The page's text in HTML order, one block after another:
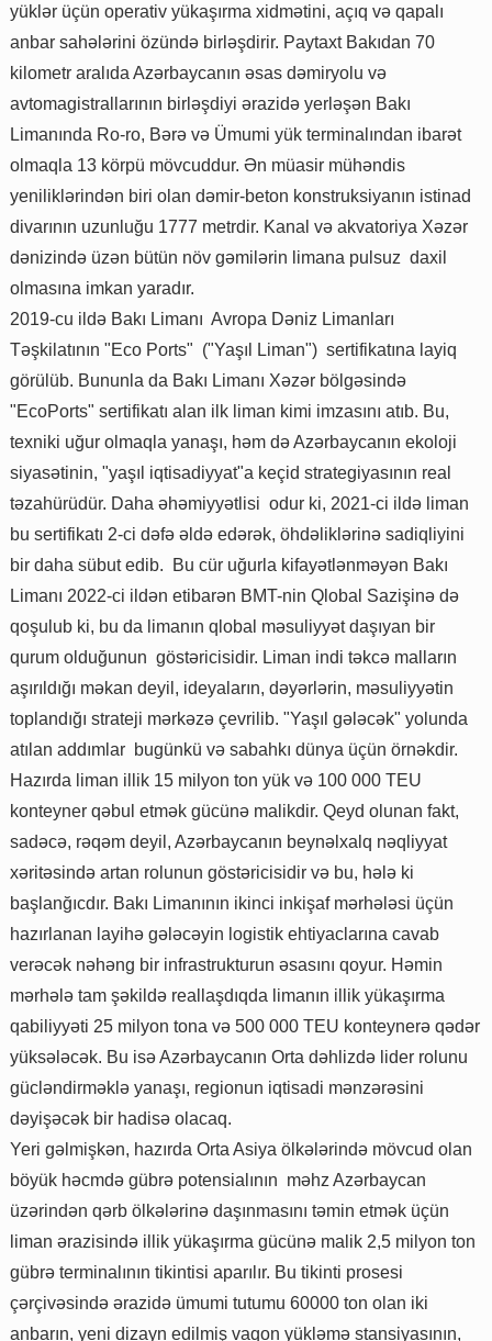
yüklər üçün operativ yükaşırma xidmətini, açıq və qapalı
anbar sahələrini özündə birləşdirir. Paytaxt Bakıdan 70
kilometr aralıda Azərbaycanın əsas dəmiryolu və
avtomagistrallarının birləşdiyi ərazidə yerləşən Bakı
Limanında Ro-ro, Bərə və Ümumi yük terminalından ibarət
olmaqla 13 körpü mövcuddur. Ən müasir mühəndis
yeniliklərindən biri olan dəmir-beton konstruksiyanın istinad
divarının uzunluğu 1777 metrdir. Kanal və akvatoriya Xəzər
dənizində üzən bütün növ gəmilərin limana pulsuz daxil
olmasına imkan yaradır.
2019-cu ildə Bakı Limanı Avropa Dəniz Limanları
Təşkilatının "Eco Ports" ("Yaşıl Liman") sertifikatına layiq
görülüb. Bununla da Bakı Limanı Xəzər bölgəsində
"EcoPorts" sertifikatı alan ilk liman kimi imzasını atıb. Bu,
texniki uğur olmaqla yanaşı, həm də Azərbaycanın ekoloji
siyasətinin, "yaşıl iqtisadiyyat"a keçid strategiyasının real
təzahürüdür. Daha əhəmiyyətlisi odur ki, 2021-ci ildə liman
bu sertifikatı 2-ci dəfə əldə edərək, öhdəliklərinə sadiqliyini
bir daha sübut edib. Bu cür uğurla kifayətlənməyən Bakı
Limanı 2022-ci ildən etibarən BMT-nin Qlobal Sazişinə də
qoşulub ki, bu da limanın qlobal məsuliyyət daşıyan bir
qurum olduğunun göstəricisidir. Liman indi təkcə malların
aşırıldığı məkan deyil, ideyaların, dəyərlərin, məsuliyyətin
toplandığı strateji mərkəzə çevrilib. "Yaşıl gələcək" yolunda
atılan addımlar bugünkü və sabahkı dünya üçün örnəkdir.
Hazırda liman illik 15 milyon ton yük və 100 000 TEU
konteyner qəbul etmək gücünə malikdir. Qeyd olunan fakt,
sadəcə, rəqəm deyil, Azərbaycanın beynəlxalq nəqliyyat
xəritəsində artan rolunun göstəricisidir və bu, hələ ki
başlanğıcdır. Bakı Limanının ikinci inkişaf mərhələsi üçün
hazırlanan layihə gələcəyin logistik ehtiyaclarına cavab
verəcək nəhəng bir infrastrukturun əsasını qoyur. Həmin
mərhələ tam şəkildə reallaşdıqda limanın illik yükaşırma
qabiliyyəti 25 milyon tona və 500 000 TEU konteynerə qədər
yüksələcək. Bu isə Azərbaycanın Orta dəhlizdə lider rolunu
gücləndirməklə yanaşı, regionun iqtisadi mənzərəsini
dəyişəcək bir hadisə olacaq.
Yeri gəlmişkən, hazırda Orta Asiya ölkələrində mövcud olan
böyük həcmdə gübrə potensialının məhz Azərbaycan
üzərindən qərb ölkələrinə daşınmasını təmin etmək üçün
liman ərazisində illik yükaşırma gücünə malik 2,5 milyon ton
gübrə terminalının tikintisi aparılır. Bu tikinti prosesi
çərçivəsində ərazidə ümumi tutumu 60000 ton olan iki
anbarın, yeni dizayn edilmiş vaqon yükləmə stansiyasının,